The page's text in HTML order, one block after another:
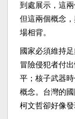
到處展示，這
但這兩個概念
場相背。
國家必須維持
冒險侵犯者付
平；核子武器
概念。台灣的
柯文哲卻好像發